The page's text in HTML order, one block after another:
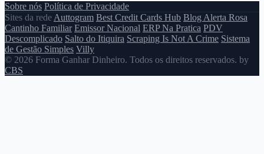
Sobre nós Política de Privacidade
Sites da rede Auttogram Best Credit Cards Hub Blog Alerta Rosa
Cantinho Familiar Emissor Nacional ERP Na Pratica PDV
Descomplicado Salto do Itiquira Scraping Is Not A Crime Sistema
de Gestão Simples Villy
© 2026 Forma Ganhar Dinheiro. Todos os direitos reservados. by
CBS